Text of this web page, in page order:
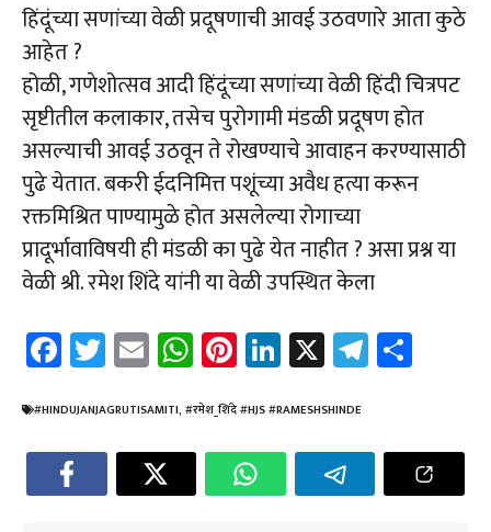
हिंदूंच्या सणांच्या वेळी प्रदूषणाची आवई उठवणारे आता कुठे
आहेत ?
होळी, गणेशोत्सव आदी हिंदूंच्या सणांच्या वेळी हिंदी चित्रपट
सृष्टीतील कलाकार, तसेच पुरोगामी मंडळी प्रदूषण होत
असल्याची आवई उठवून ते रोखण्याचे आवाहन करण्यासाठी
पुढे येतात. बकरी ईदनिमित्त पशूंच्या अवैध हत्या करून
रक्तमिश्रित पाण्यामुळे होत असलेल्या रोगाच्या
प्रादूर्भावाविषयी ही मंडळी का पुढे येत नाहीत ? असा प्रश्न या
वेळी श्री. रमेश शिंदे यांनी या वेळी उपस्थित केला
Fa
ce
b
o
ok
T
wi
tt
er
E
m
ail
W
h
at
sA
p
Pi
nt
er
es
t
Li
nk
e
dI
n
X Te
le
a
m
#HINDUJANJAGRUTISAMITI, #रमेश_शिंदे #HJS #RAMESHSHINDE